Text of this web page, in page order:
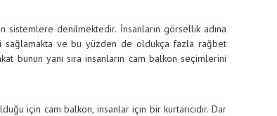
sistemlere denilmektedir. İnsanların görsellik adına
sağlamakta ve bu yüzden de oldukça fazla rağbet
bunun yanı sıra insanların cam balkon seçimlerini
için cam balkon, insanlar için bir kurtarıcıdır. Dar